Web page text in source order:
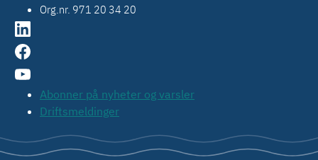
Org.nr. 971 20 34 20
Abonner på nyheter og varsler
Driftsmeldinger